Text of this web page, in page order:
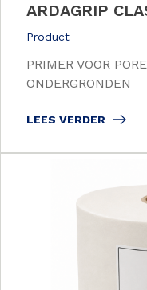
ARDAGRIP
Product
PRIMER VOOR
ONDERGRONDEN
LEES VERDER